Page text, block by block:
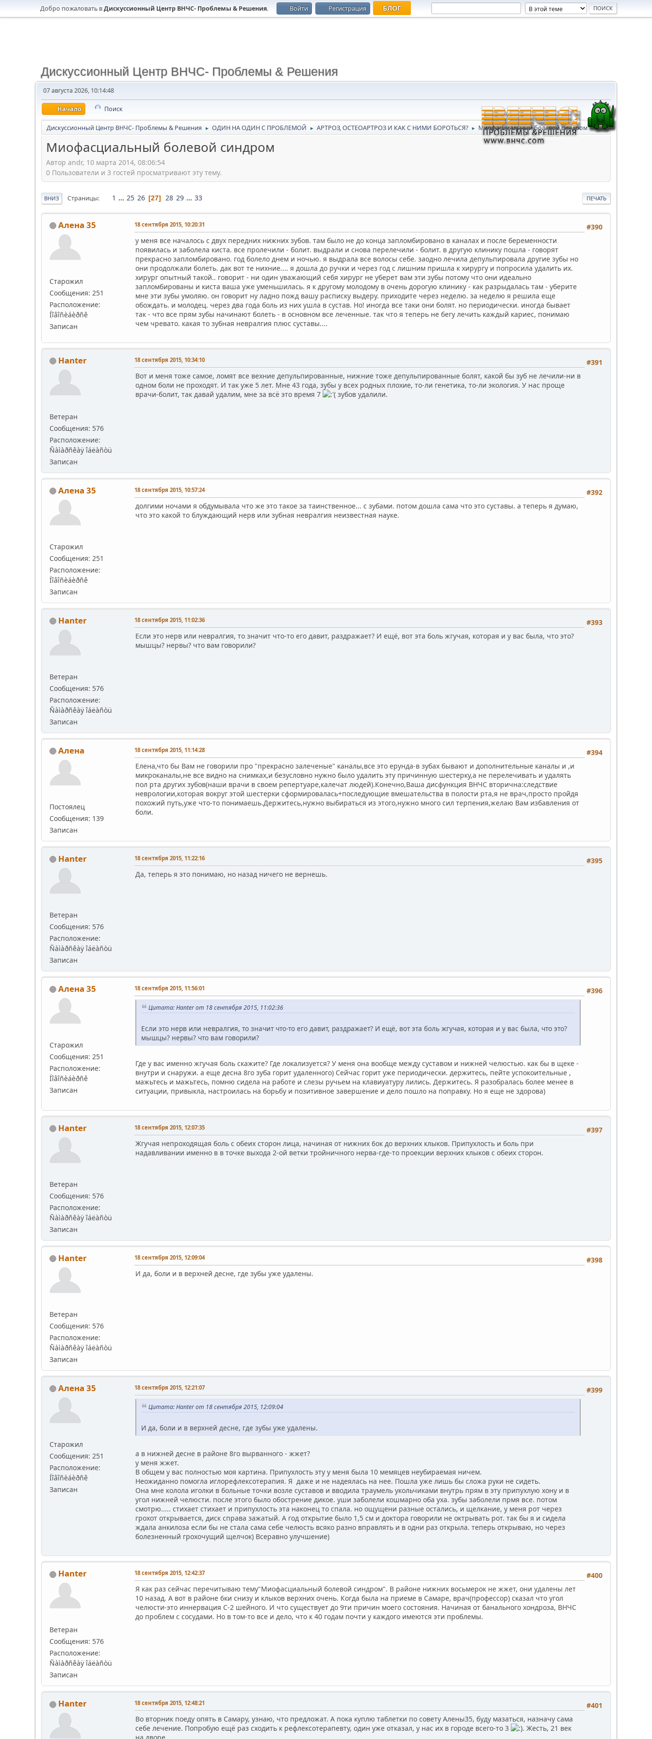
Добро пожаловать вДискуссионный Центр ВНЧС- Проблемы & Решения. Войти Регистрация БЛОГ
Дискуссионный Центр ВНЧС- Проблемы & Решения
07 августа 2026, 10:14:48
Начало Поиск
Дискуссионный Центр ВНЧС- Проблемы & Решения ► ОДИН НА ОДИН С ПРОБЛЕМОЙ ► АРТРОЗ, ОСТЕОАРТРОЗ И КАК С НИМИ БОРОТЬСЯ? ► Миофасциальный болевой синдром
Миофасциальный болевой синдром
Автор andr, 10 марта 2014, 08:06:54
0 Пользователи и 3 гостей просматривают эту тему.
ПЕЧАТЬ
ВНИЗ Страницы 1 ... 25 26 27 28 29 ... 33
Алена 35
Старожил
Сообщения: 251
Расположение:
Íîâîñèáèðñê
Записан
#390
18 сентября 2015, 10:20:31
у меня все началось с двух передних нижних зубов. там было не до конца запломбировано в каналах и после беременности
появилась и заболела киста. все пролечили - болит. выдрали и снова перелечили - болит. в другую клинику пошла - говорят
прекрасно запломбировано. год болело днем и ночью. я выдрала все волосы себе. заодно лечила депульпировала другие зубы но
они продолжали болеть. дак вот те нихние.... я дошла до ручки и через год с лишним пришла к хирургу и попросила удалить их.
хирург опытный такой.. говорит - ни один уважающий себя хирург не уберет вам эти зубы потому что они идеально
запломбированы и киста ваша уже уменьшилась. я к другому молодому в очень дорогую клинику - как разрыдалась там - уберите
мне эти зубы умоляю. он говорит ну ладно пожд вашу расписку выдеру. приходите через неделю. за неделю я решила еще
обождать. и молодец. через два года боль из них ушла в сустав. Но! иногда все таки они болят. но периодически. иногда бывает
так - что все прям зубы начинают болеть - в основном все леченные. так что я теперь не бегу лечить каждый кариес, понимаю
чем чревато. какая то зубная невралгия плюс суставы....
Hanter
Ветеран
Сообщения: 576
Расположение:
Ñàìàðñêàÿ îáëàñòü
Записан
#391
18 сентября 2015, 10:34:10
Вот и меня тоже самое, ломят все вехние депульпированные, нижние тоже депульпированные болят, какой бы зуб не лечили-ни в
одном боли не проходят. И так уже 5 лет. Мне 43 года, зубы у всех родных плохие, то-ли генетика, то-ли экология. У нас проще
врачи-болит, так давай удалим, мне за всё это время 7
зубов удалили.
Алена 35
Старожил
Сообщения: 251
Расположение:
Íîâîñèáèðñê
Записан
#392
18 сентября 2015, 10:57:24
долгими ночами я обдумывала что же это такое за таинственное... с зубами. потом дошла сама что это суставы. а теперь я думаю,
что это какой то блуждающий нерв или зубная невралгия неизвестная науке.
Hanter
Ветеран
Сообщения: 576
Расположение:
Ñàìàðñêàÿ îáëàñòü
Записан
#393
18 сентября 2015, 11:02:36
Если это нерв или невралгия, то значит что-то его давит, раздражает? И ещё, вот эта боль жгучая, которая и у вас была, что это?
мышцы? нервы? что вам говорили?
Алена
Постоялец
Сообщения: 139
Записан
#394
18 сентября 2015, 11:14:28
Елена,что бы Вам не говорили про "прекрасно залеченые" каналы,все это ерунда-в зубах бывают и дополнительные каналы и ,и
микроканалы,не все видно на снимках,и безусловно нужно было удалить эту причинную шестерку,а не перелечивать и удалять
пол рта других зубов(наши врачи в своем репертуаре,калечат людей).Конечно,Ваша дисфункция ВНЧС вторична:следствие
неврологии,которая вокруг этой шестерки сформировалась+последующие вмешательства в полости рта,я не врач,просто пройдя
похожий путь,уже что-то понимаешь.Держитесь,нужно выбираться из этого,нужно много сил терпения,желаю Вам избавления от
боли.
Hanter
Ветеран
Сообщения: 576
Расположение:
Ñàìàðñêàÿ îáëàñòü
Записан
#395
18 сентября 2015, 11:22:16
Да, теперь я это понимаю, но назад ничего не вернешь.
Алена 35
Старожил
Сообщения: 251
Расположение:
Íîâîñèáèðñê
Записан
#396
18 сентября 2015, 11:56:01
Цитата: Hanter от 18 сентября 2015, 11:02:36
Если это нерв или невралгия, то значит что-то его давит, раздражает? И ещё, вот эта боль жгучая, которая и у вас была, что это?
мышцы? нервы? что вам говорили?
Где у вас именно жгучая боль скажите? Где локализуется? У меня она вообще между суставом и нижней челюстью. как бы в щеке -
внутри и снаружи. а еще десна 8го зуба горит удаленного) Сейчас горит уже периодически. держитесь, пейте успокоительные ,
мажьтесь и мажьтесь, помню сидела на работе и слезы ручьем на клавиуатуру лились. Держитесь. Я разобралась более менее в
ситуации, привыкла, настроилась на борьбу и позитивное завершение и дело пошло на поправку. Но я еще не здорова)
Hanter
Ветеран
Сообщения: 576
Расположение:
Ñàìàðñêàÿ îáëàñòü
Записан
#397
18 сентября 2015, 12:07:35
Жгучая непроходящая боль с обеих сторон лица, начиная от нижних 6ок до верхних клыков. Припухлость и боль при
надавливании именно в в точке выхода 2-ой ветки тройничного нерва-где-то проекции верхних клыков с обеих сторон.
Hanter
Ветеран
Сообщения: 576
Расположение:
Ñàìàðñêàÿ îáëàñòü
Записан
#398
18 сентября 2015, 12:09:04
И да, боли и в верхней десне, где зубы уже удалены.
Алена 35
Старожил
Сообщения: 251
Расположение:
Íîâîñèáèðñê
Записан
#399
18 сентября 2015, 12:21:07
Цитата: Hanter от 18 сентября 2015, 12:09:04
И да, боли и в верхней десне, где зубы уже удалены.
а в нижней десне в районе 8го вырванного - жжет?
у меня жжет.
В общем у вас полностью моя картина. Припухлость эту у меня была 10 мемяцев неубираемая ничем.
Неожиданно помогла иглорефлексотерапия. Я даже и не надеялась на нее. Пошла уже лишь бы сложа руки не сидеть.
Она мне колола иголки в больные точки возле суставов и вводила траумель укольчиками внутрь прям в эту припухлую хону и в
угол нижней челюсти. после этого было обострение дикое. уши заболели кошмарно оба уха. зубы заболели прмя все. потом
смотрю..... стихает стихает и припухлость эта наконец то спала. но ощущени разные остались, и щелкание, у меня рот через
грохот открывается, диск справа зажатый. А год открытие было 1,5 см и доктора говорили не октрывать рот. так бы я и сидела
ждала анкилоза если бы не стала сама себе челюсть всяко разно вправлять и в одни раз открыла. теперь открываю, но через
болезненный грохочущий щелчок) Всеравно улучшение)
Hanter
Ветеран
Сообщения: 576
Расположение:
Ñàìàðñêàÿ îáëàñòü
Записан
#400
18 сентября 2015, 12:42:37
Я как раз сейчас перечитываю тему"Миофасциальный болевой синдром". В районе нижних восьмерок не жжет, они удалены лет
10 назад. А вот в районе 6ки снизу и клыков верхних очень. Когда была на приеме в Самаре, врач(профессор) сказал что угол
челюсти-это иннервация С-2 шейного. И что существует до 9ти причин моего состояния. Начиная от банального хондроза, ВНЧС
до проблем с сосудами. Но в том-то все и дело, что к 40 годам почти у каждого имеются эти проблемы.
Hanter #401
18 сентября 2015, 12:48:21
Во вторник поеду опять в Самару, узнаю, что предложат. А пока куплю таблетки по совету Алены35, буду мазаться, назначу сама
себе лечение. Попробую ещё раз сходить к рефлексотерапевту, один уже отказал, у нас их в городе всего-то 3
. Жесть, 21 век